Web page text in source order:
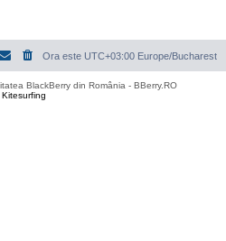
Ora este UTC+03:00 Europe/Bucharest
BlackBerry din România - BBerry.RO
Kitesurfing